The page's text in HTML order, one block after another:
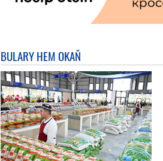
BULARY HEM OKAŇ